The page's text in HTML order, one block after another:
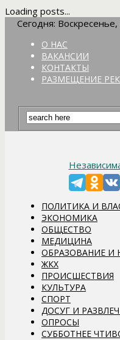
Loading posts...
Сегодня:
О НАС
ВАКАНСИИ
КОНТАКТЫ
РАЗМЕЩЕНИЕ
ПОЛИТИКА И
ЭКОНОМИКА
ОБЩЕСТВО
МЕДИЦИНА
ОБРАЗОВАНИЕ И
ЖКХ
ПРОИСШЕСТВИЯ
КУЛЬТУРА
СПОРТ
ДОСУГ И
ОПРОСЫ
СУББОТНЕЕ